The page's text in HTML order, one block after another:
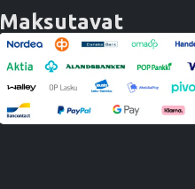
Maksutavat